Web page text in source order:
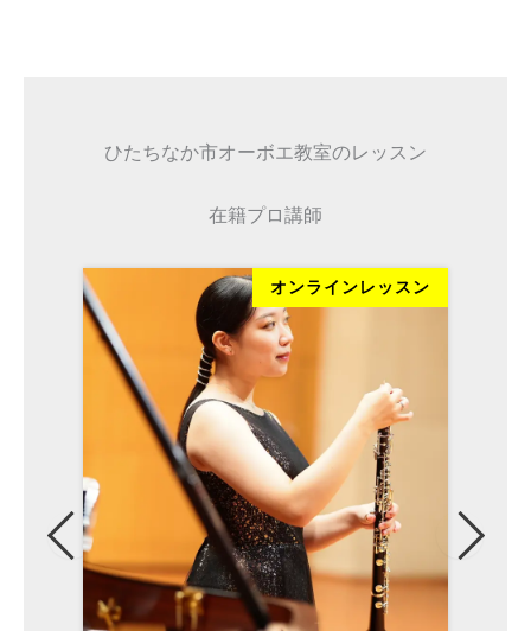
ひたちなか市オーボエ教室のレッスン
在籍プロ講師
オンラインレッスン